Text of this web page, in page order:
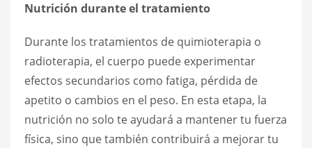
Nutrición durante el tratamiento
Durante los tratamientos de quimioterapia o
radioterapia, el cuerpo puede experimentar
efectos secundarios como fatiga, pérdida de
apetito o cambios en el peso. En esta etapa, la
nutrición no solo te ayudará a mantener tu fuerza
física, sino que también contribuirá a mejorar tu